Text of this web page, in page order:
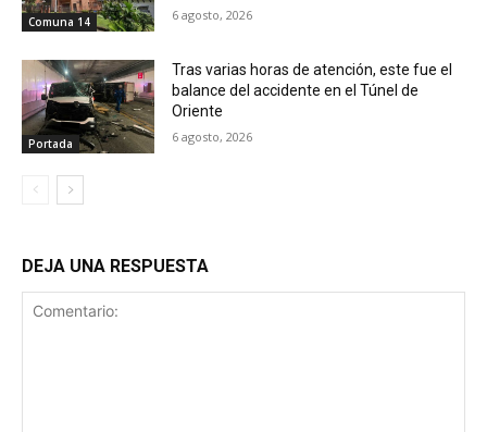
Comuna 14 6 agosto, 2026
Portada
Tras varias horas de atención, este fue el
balance del accidente en el Túnel de
Oriente
6 agosto, 2026
DEJA UNA RESPUESTA